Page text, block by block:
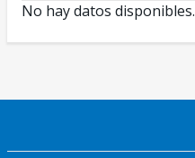
No hay datos disponibles.